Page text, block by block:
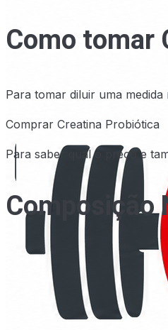
Como tomar
Para tomar diluir uma
Comprar Creatina Probiótica
Para saber qual o preço e
Composição
Informações Nutricionais
Porção: 3g (1 colher de sobremesa rasa)